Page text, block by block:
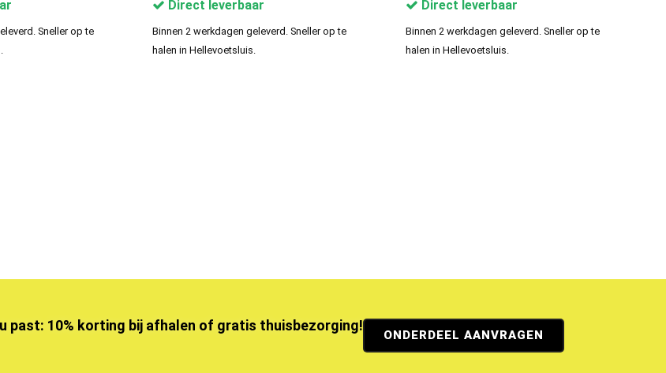
Sneller op te
Direct leverbaar
Binnen 2 werkdagen geleverd. Sneller op te
halen in Hellevoetsluis.
Direct leverbaar
Binnen 2 werkdagen geleverd. Sneller op te
halen in Hellevoetsluis.
past: 10% korting bij afhalen of gratis thuisbezorging!
ONDERDEEL AANVRAGEN